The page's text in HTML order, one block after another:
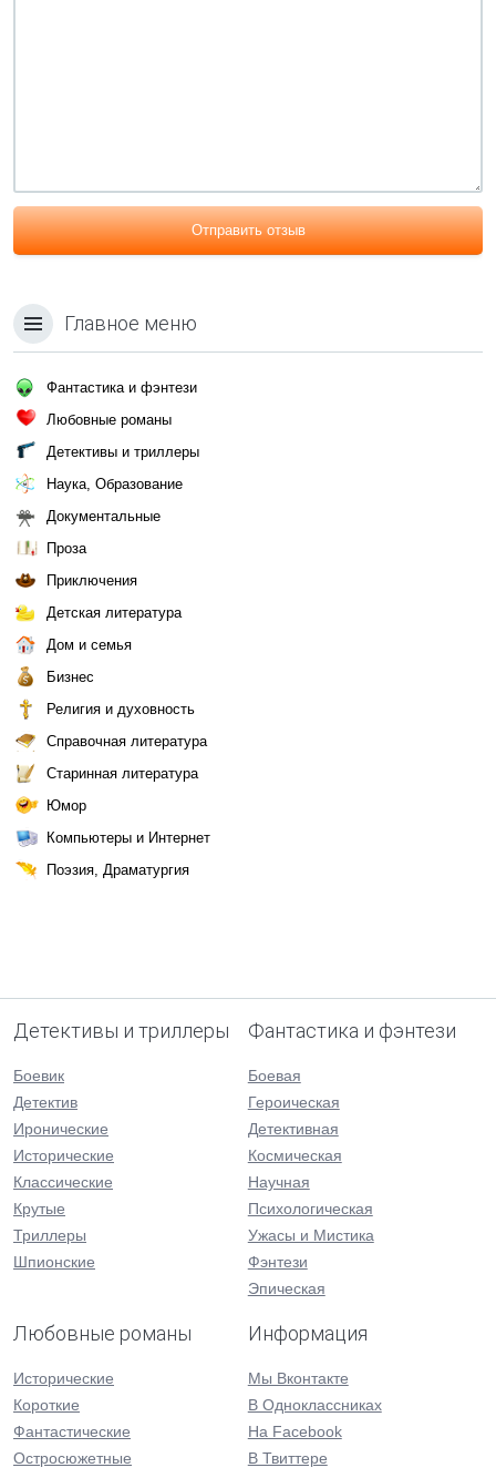
Отправить отзыв
Главное меню
Фантастика и фэнтези
Любовные романы
Детективы и триллеры
Наука, Образование
Документальные
Проза
Приключения
Детская литература
Дом и семья
Бизнес
Религия и духовность
Справочная литература
Старинная литература
Юмор
Компьютеры и Интернет
Поэзия, Драматургия
Детективы и триллеры
Боевик
Детектив
Иронические
Исторические
Классические
Крутые
Триллеры
Шпионские
Фантастика и фэнтези
Боевая
Героическая
Детективная
Космическая
Научная
Психологическая
Ужасы и Мистика
Фэнтези
Эпическая
Любовные романы
Исторические
Короткие
Фантастические
Остросюжетные
Информация
Мы Вконтакте
В Одноклассниках
На Facebook
В Твиттере